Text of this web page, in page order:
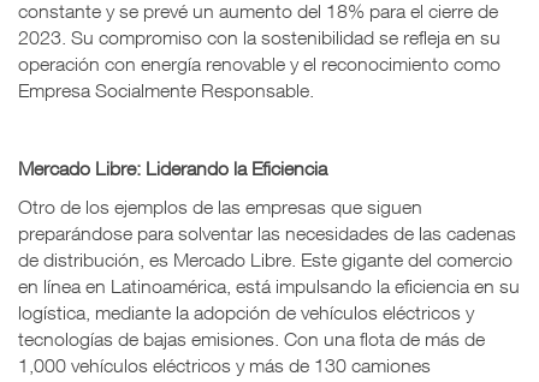
constante y se prevé un aumento del 18% para el cierre de
2023. Su compromiso con la sostenibilidad se refleja en su
operación con energía renovable y el reconocimiento como
Empresa Socialmente Responsable.
Mercado Libre: Liderando la Eficiencia
Otro de los ejemplos de las empresas que siguen
preparándose para solventar las necesidades de las cadenas
de distribución, es Mercado Libre. Este gigante del comercio
en línea en Latinoamérica, está impulsando la eficiencia en su
logística, mediante la adopción de vehículos eléctricos y
tecnologías de bajas emisiones. Con una flota de más de
1,000 vehículos eléctricos y más de 130 camiones